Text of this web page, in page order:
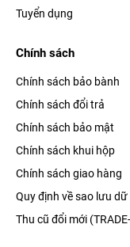
Tuyển dụng
Chính sách
Chính sách bảo bành
Chính sách đổi trả
Chính sách bảo mật
Chính sách khui hộp
Chính sách giao hàng
Quy định về sao lưu dữ
Thu cũ đổi mới